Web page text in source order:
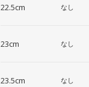
22.5cm なし
23cm なし
23.5cm なし